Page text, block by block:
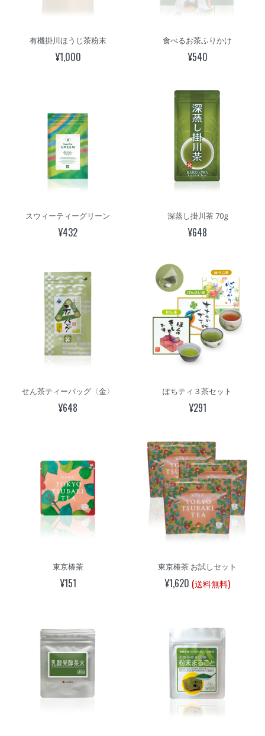
有機掛川ほうじ茶粉末
¥1,000
食べるお茶ふりかけ
¥540
スウィーティーグリーン
¥432
深蒸し掛川茶 70g
¥648
せん茶ティーバッグ〈金〉
¥648
ぽちティ３茶セット
¥291
東京椿茶
¥151
東京椿茶 お試しセット
¥1,620 (送料無料)